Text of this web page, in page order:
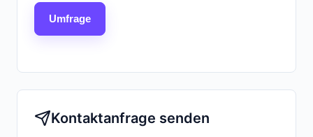
Umfrage
Kontaktanfrage senden